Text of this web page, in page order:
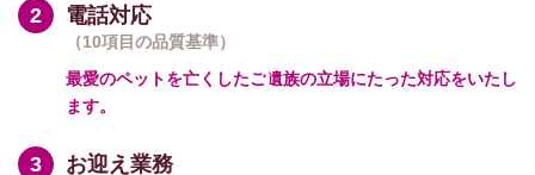
電話対応
（10項目の品質基準）
最愛のペットを亡くしたご遺族の立場にたった対応をいたし
ます。
お迎え業務